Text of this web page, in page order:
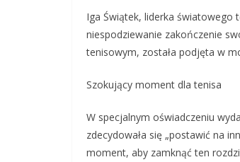
Iga Świątek, liderka światowego
niespodziewanie zakończenie
tenisowym, została podjęta w
Szokujący moment dla tenisa
W specjalnym oświadczeniu
zdecydowała się „postawić na
moment, aby zamknąć ten